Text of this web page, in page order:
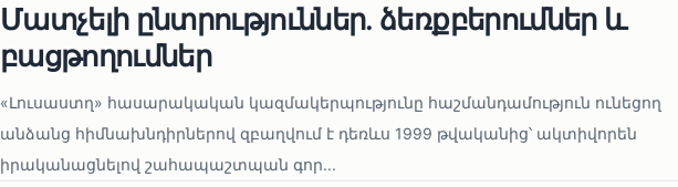
Մատչելի ընտրություններ. ձեռքբերումներ և
բացթողումներ
«Լուսաստղ» հասարակական կազմակերպությունը հաշմանդամություն ունեցող
անձանց հիմնախնդիրներով զբաղվում է դեռևս 1999 թվականից՝ ակտիվորեն
իրականացնելով շահապաշտպան գոր...